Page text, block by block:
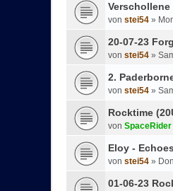
von stei54 »
20-07-23
von stei54 »
2.
von stei54 »
Rocktime
von SpaceRider
Eloy -
von stei54 »
01-06-23